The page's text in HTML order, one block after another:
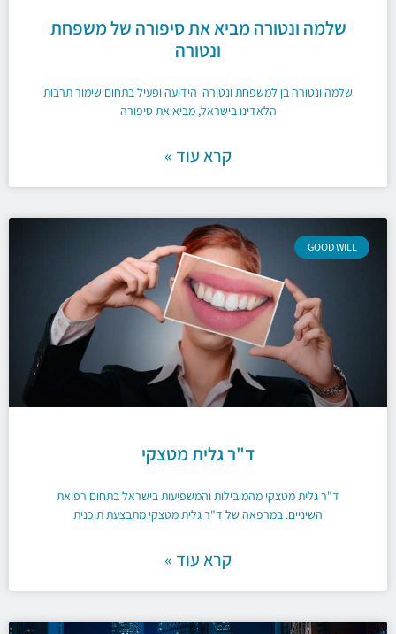
שלמה ונטורה מביא את סיפורה של משפחת
ונטורה
שלמה ונטורה בן למשפחת ונטורה הידועה ופעיל בתחום שימור תרבות
הלאדינו בישראל, מביא את סיפורה
קרא עוד »
GOOD WILL
ד"ר גלית מטצקי
ד"ר גלית מטצקי מהמובילות והמשפיעות בישראל בתחום רפואת
השיניים. במרפאה של ד"ר גלית מטצקי מתבצעת תוכנית
קרא עוד »